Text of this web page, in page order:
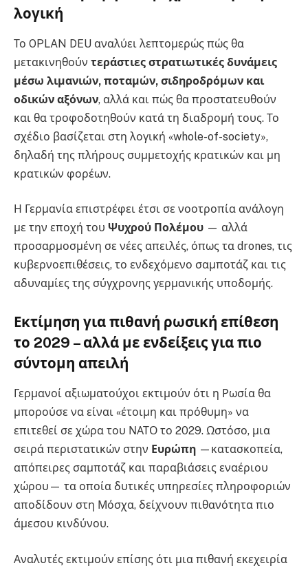
λογική
Το OPLAN DEU αναλύει λεπτομερώς πώς θα
μετακινηθούν τεράστιες στρατιωτικές δυνάμεις
μέσω λιμανιών, ποταμών, σιδηροδρόμων και
οδικών αξόνων, αλλά και πώς θα προστατευθούν
και θα τροφοδοτηθούν κατά τη διαδρομή τους. Το
σχέδιο βασίζεται στη λογική «whole-of-society»,
δηλαδή της πλήρους συμμετοχής κρατικών και μη
κρατικών φορέων.
Η Γερμανία επιστρέφει έτσι σε νοοτροπία ανάλογη
με την εποχή του Ψυχρού Πολέμου — αλλά
προσαρμοσμένη σε νέες απειλές, όπως τα drones, τις
κυβερνοεπιθέσεις, το ενδεχόμενο σαμποτάζ και τις
αδυναμίες της σύγχρονης γερμανικής υποδομής.
Εκτίμηση για πιθανή ρωσική επίθεση
το 2029 – αλλά με ενδείξεις για πιο
σύντομη απειλή
Γερμανοί αξιωματούχοι εκτιμούν ότι η Ρωσία θα
μπορούσε να είναι «έτοιμη και πρόθυμη» να
επιτεθεί σε χώρα του ΝΑΤΟ το 2029. Ωστόσο, μια
σειρά περιστατικών στην Ευρώπη —κατασκοπεία,
απόπειρες σαμποτάζ και παραβιάσεις εναέριου
χώρου— τα οποία δυτικές υπηρεσίες πληροφοριών
αποδίδουν στη Μόσχα, δείχνουν πιθανότητα πιο
άμεσου κινδύνου.
Αναλυτές εκτιμούν επίσης ότι μια πιθανή εκεχειρία